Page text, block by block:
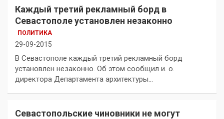
Каждый третий рекламный борд в
Севастополе установлен незаконно
ПОЛИТИКА
29-09-2015
В Севастополе каждый третий рекламный борд
установлен незаконно. Об этом сообщил и. о.
директора Департамента архитектуры…
Севастопольские чиновники не могут